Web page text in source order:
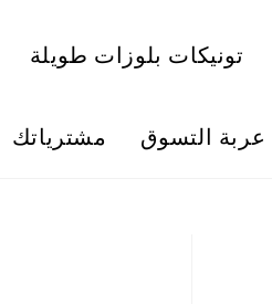
تونيكات بلوزات طويلة
عربة التسوق مشترياتك